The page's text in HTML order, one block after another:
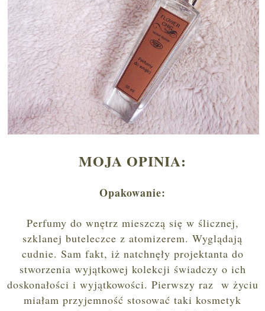
MOJA OPINIA:
Opakowanie:
Perfumy do wnętrz mieszczą się w ślicznej,
szklanej buteleczce z atomizerem. Wyglądają
cudnie. Sam fakt, iż natchnęły projektanta do
stworzenia wyjątkowej kolekcji świadczy o ich
doskonałości i wyjątkowości. Pierwszy raz w życiu
miałam przyjemność stosować taki kosmetyk